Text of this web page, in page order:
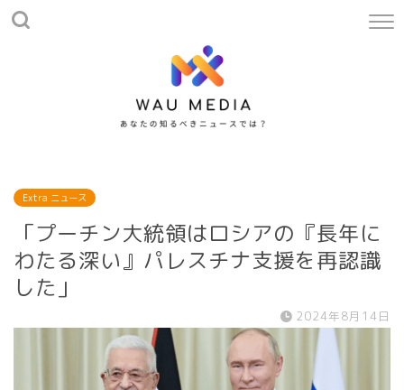
Extra ニュース
「プーチン大統領はロシアの『長年に
わたる深い』パレスチナ支援を再認識
した」
2024年8月14日